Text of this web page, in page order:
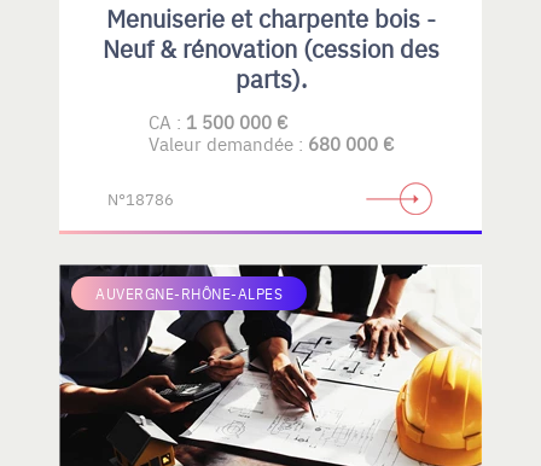
Menuiserie et charpente bois -
Neuf & rénovation (cession des
parts).
CA : 1 500 000 €
Valeur demandée : 680 000 €
N°18786
AUVERGNE-RHÔNE-ALPES